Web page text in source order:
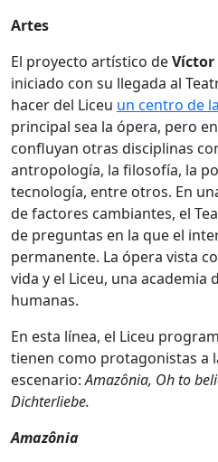
Artes
El proyecto artístico deVíctor
iniciado con su llegada al
hacer del Liceu un centro de
principal sea la ópera, pero
confluyan otras disciplinas
antropología, la filosofía, la
tecnología, entre otros. En
de factores cambiantes, el
de preguntas en la que el
permanente. La ópera vista
vida y el Liceu, una academia
humanas.
En esta línea, el Liceu
tienen como protagonistas a
escenario:Amazônia, Oh to
Dichterliebe.
Amazônia